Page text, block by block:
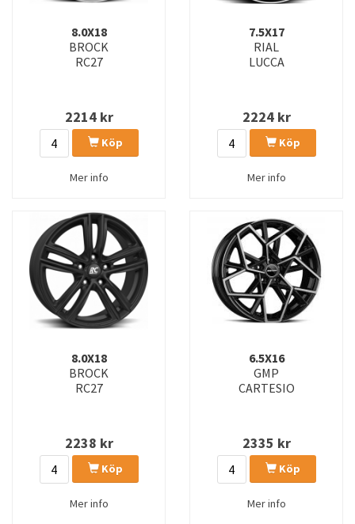
8.0X18
BROCK
RC27
2214kr
Köp
Mer info
7.5X17
RIAL
LUCCA
2224kr
Köp
Mer info
8.0X18
BROCK
RC27
2238 kr
Köp
Mer info
6.5X16
GMP
CARTESIO
2335 kr
Köp
Mer info